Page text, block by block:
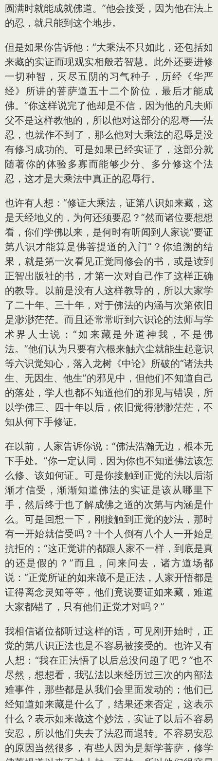
圆满时就能成就佛道。”他会接受，因为他在法上
的忍，就只能到这个地步。
但是如果你告诉他：“大乘法不只如此，还包括如
来藏的实证而现观实相般若智慧。此外还要进修
一切种智，灭尽五阴的习气种子，历经《华严
经》所讲的菩萨道五十二个阶位，最后才能成
佛。”你这样说完了他却是不信，因为他的凡夫师
父不是这样教他的，所以他对这部分的忍辱──法
忍，也就作不到了，那么他对大乘法的忍辱是没
有修习成功的。可是如果已经实证了，这部分就
随著你的体验多寡而能够少分、多分修这个法
忍，这才是大乘法中真正的忍辱行。
也许有人想：“修证大乘法，证第八识如来藏，这
是天经地义的，为何还须要忍？”然而诸位要想想
看，你们学佛以来，是何时有听闻到人家说“要证
第八识才能算是佛菩提道的入门”？你追溯的结
果，就是第一次看见正觉同修会的书，或是读到
正智出版社的书，才第一次对自己作了这样正确
的教导。以前是没有人这样教导的，所以大家学
了二十年、三十年，对于佛法的内涵与次第依旧
是渺渺茫茫。而且还常常听到六识论的法师与学
术界人士说：“如来藏是外道神我，不是佛
法。”他们认为只要有六根来触六尘就能生起意识
等六识觉知心，落入龙树《中论》所破的“诸法共
生、无因生、他生”的邪见中，但他们不知道自己
的落处，学人也都不知道他们的邪见与错误，所
以学佛三、四十年以后，依旧觉得渺渺茫茫，不
知从何下手修证。
在以前，人家告诉你说：“佛法浩瀚无边，根本无
下手处。”你一定认同，因为你也不知道佛法该怎
么修、该如何证。可是你接触到正觉的法以后渐
渐才信受，渐渐知道佛法的实证是该从哪里下
手，然后终于也了解成佛之道的次第与内涵是什
么。可是回想一下，刚接触到正觉的妙法，那时
有一开始就信受吗？十个人倒有八个人一开始是
抗拒的：“这正觉讲的都跟人家不一样，到底是真
的还是假的？”而且，问来问去，诸方道场都
说：“正觉所证的如来藏不是正法，人家开悟都是
证得离念灵知等等，他们竟说要证如来藏，难道
大家都错了，只有他们正觉才对吗？”
我相信诸位都听过这样的话，可见刚开始时，正
觉的第八识正法也是不容易被接受的。也许又有
人想：“我在正法悟了以后总没问题了吧？”也不
尽然，想想看，我弘法以来经历过三次的内部法
难事件，那些都是从我们会里面发动的；他们已
经知道如来藏是什么了，结果还来否定，这表示
什么？表示如来藏这个妙法，实证了以后不容易
安忍，所以他们失去了法忍而退转。不容易安忍
的原因当然很多，有些人因为是新学菩萨，修学